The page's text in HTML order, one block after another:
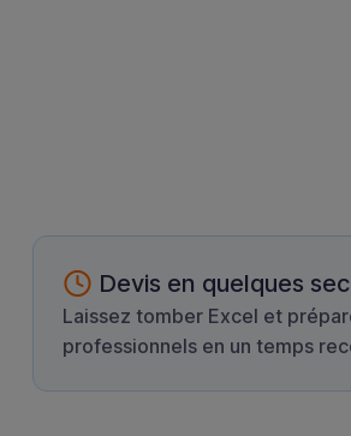
Devis en quelques
Laissez tomber Excel et
professionnels en un temps